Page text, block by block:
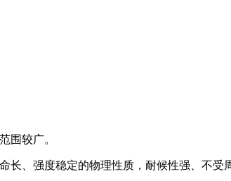
围较广。
、强度稳定的物理性质，耐候性强、不受